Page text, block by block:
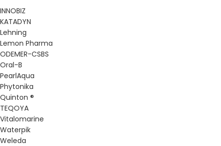
INNOBIZ
KATADYN
Lehning
Lemon Pharma
ODEMER-CSBS
Oral-B
PearlAqua
Phytonika
Quinton ®
TEQOYA
Vitalomarine
Waterpik
Weleda